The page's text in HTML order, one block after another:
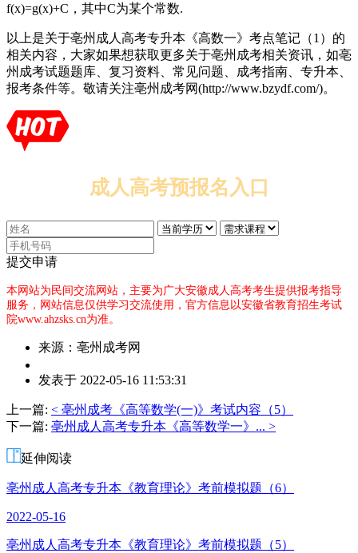
f(x)=g(x)+C，其中C为某个常数.
以上是关于亳州成人高考专升本《高数一》考点笔记（1）的
相关内容，大家如果想获取更多关于亳州成考相关资讯，如亳
州成考试题题库、复习资料、常见问题、成考指南、专升本、
报考条件等。敬请关注亳州成考网(http://www.bzydf.com/)。
成人高考预报名入口
提交申请
本网站为民间交流网站，主要为广大安徽成人高考考生提供报考指导
服务，网站信息仅供学习交流使用，官方信息以安徽省教育招生考试
院www.ahzsks.cn为准。
来源：亳州成考网
者：
老
师
发表于 2022-05-16 11:53:31
上一篇: < 亳州成考《高等数学(一)》考试内容（5）
下一篇: 亳州成人高考专升本《高等数学一》... >
延伸阅读
亳州成人高考专升本《教育理论》考前模拟题（6）
2022-05-16
亳州成人高考专升本《教育理论》考前模拟题（5）